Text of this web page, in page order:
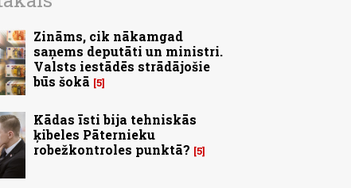
Zināms, cik nākamgad
saņems deputāti un ministri.
Valsts iestādēs strādājošie
būs šokā 5
Kādas īsti bija tehniskās
ķibeles Pāternieku
robežkontroles punktā? 5